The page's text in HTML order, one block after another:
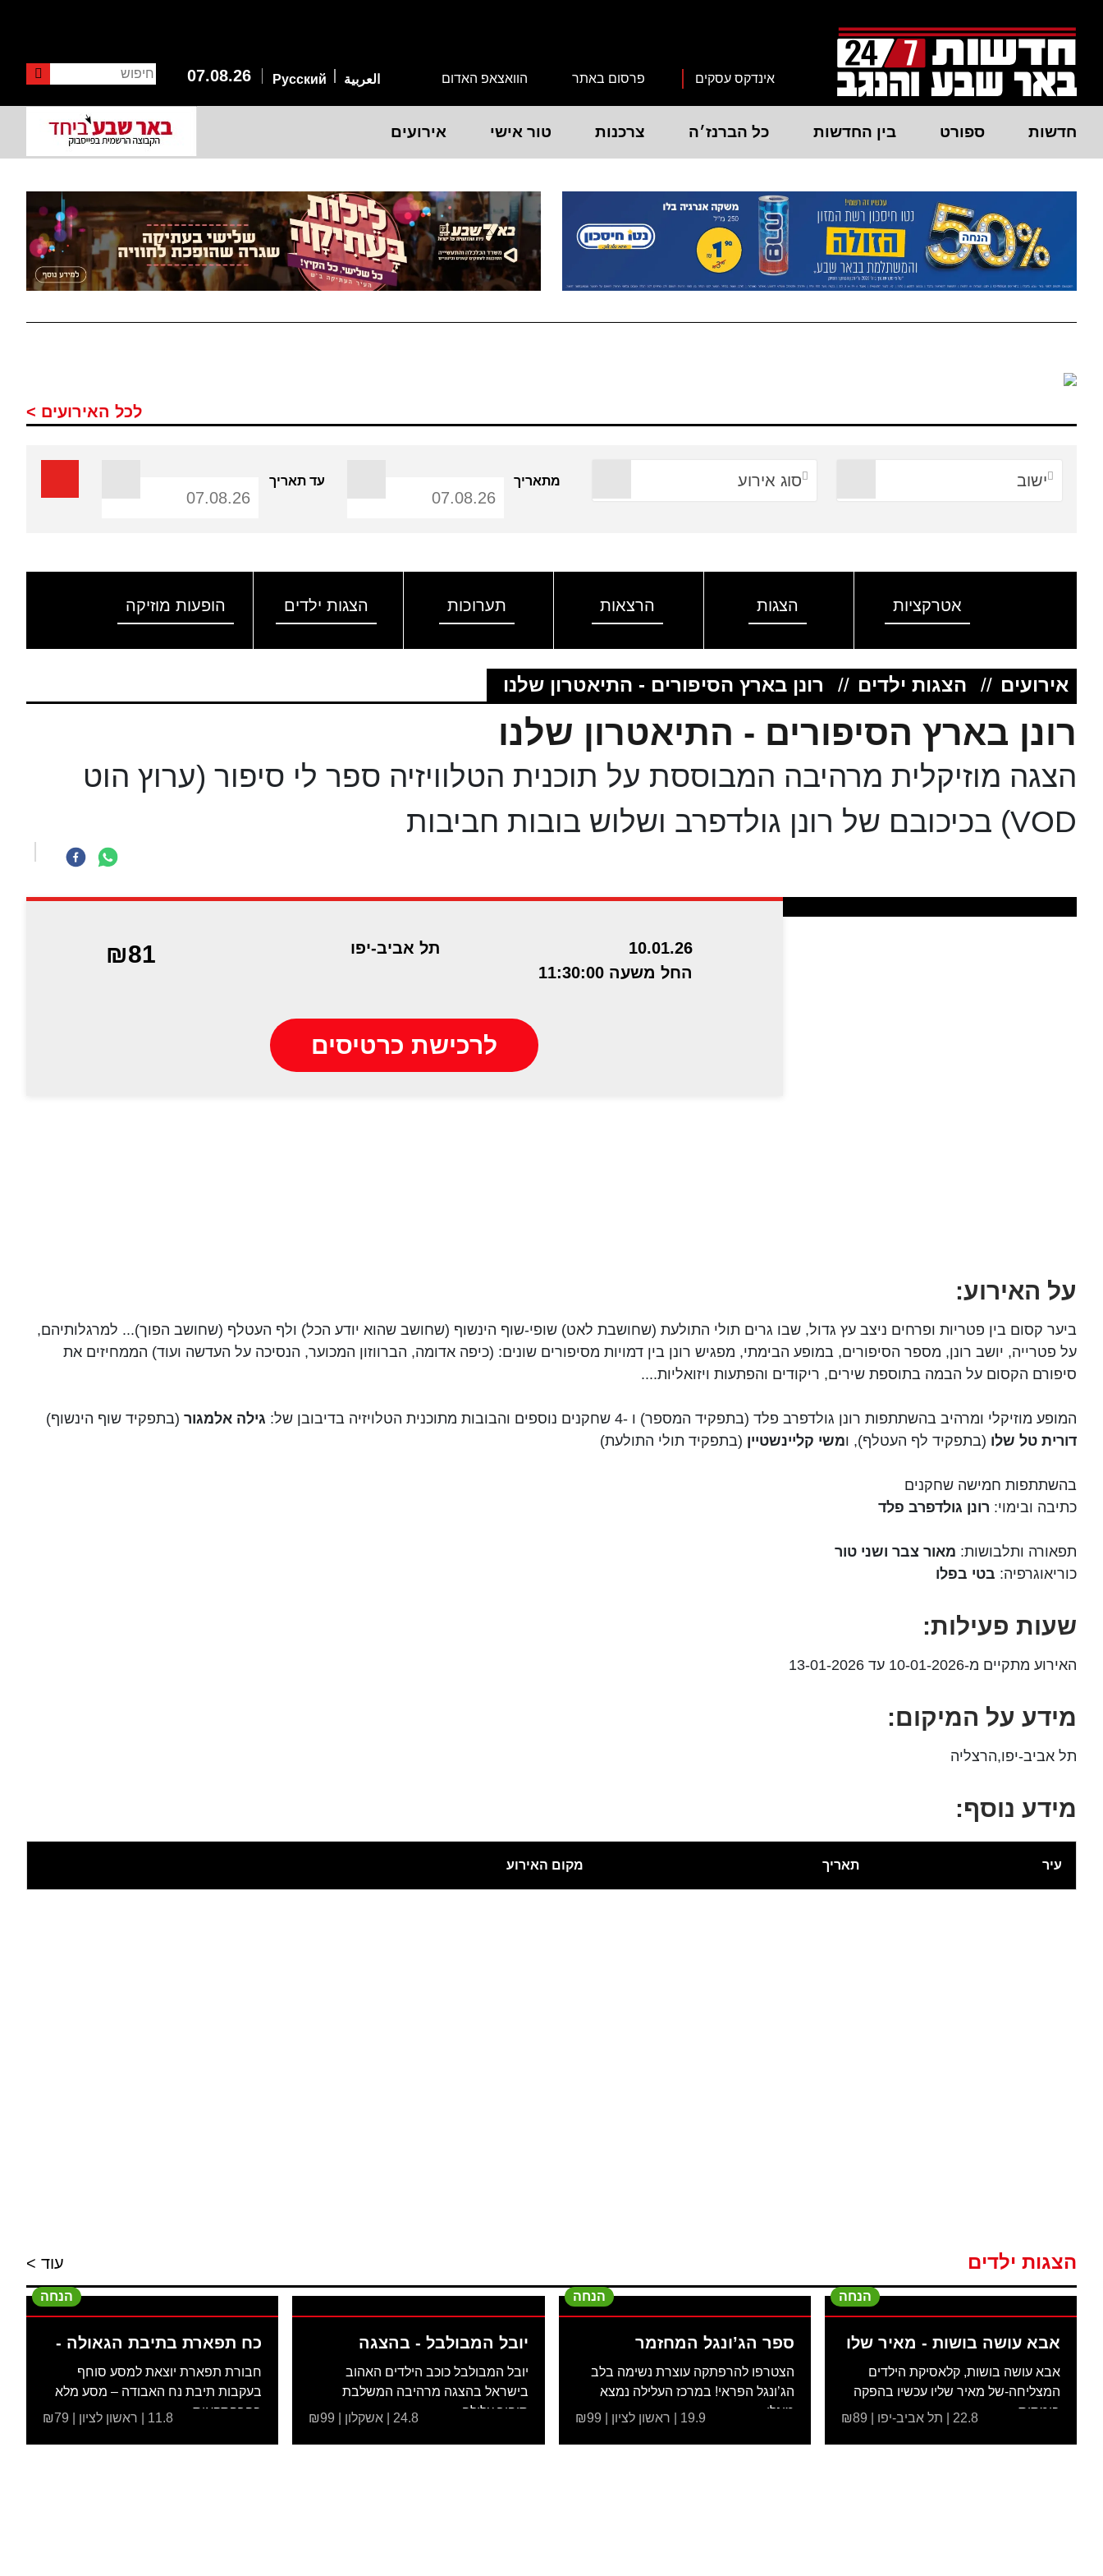
אינדקס עסקים פרסום באתר הוואצאפ האדום 07.08.26 חיפוש
العربية Русский
חדשות ספורט בין החדשות כל הברנז׳ה צרכנות טור אישי אירועים
לכל האירועים >
ישוב סוג אירוע מתאריך עד תאריך
אטרקציות הצגות הרצאות תערוכות הצגות ילדים הופעות מוזיקה
אירועים // הצגות ילדים // רונן בארץ הסיפורים - התיאטרון שלנו
רונן בארץ הסיפורים - התיאטרון שלנו
הצגה מוזיקלית מרהיבה המבוססת על תוכנית הטלוויזיה ספר לי סיפור (ערוץ הוט
VOD) בכיכובם של רונן גולדפרב ושלוש בובות חביבות
10.01.26
החל משעה 11:30:00
תל אביב-יפו ₪81
לרכישת כרטיסים
על האירוע:
ביער קסום בין פטריות ופרחים ניצב עץ גדול, שבו גרים תולי התולעת (שחושבת לאט) שופי-שוף הינשוף (שחושב שהוא יודע הכל) ולף העטלף (שחושב הפוך)... למרגלותיהם,
על פטרייה, יושב רונן, מספר הסיפורים, במופע הבימתי, מפגיש רונן בין דמויות מסיפורים שונים: (כיפה אדומה, הברווזון המכוער, הנסיכה על העדשה ועוד) הממחיזים את
סיפורם הקסום על הבמה בתוספת שירים, ריקודים והפתעות ויזואליות....
המופע מוזיקלי ומרהיב בהשתתפות רונן גולדפרב פלד (בתפקיד המספר) ו -4 שחקנים נוספים והבובות מתוכנית הטלויזיה בדיבובן של: גילה אלמגור (בתפקיד שוף הינשוף)
דורית טל שלו (בתפקיד לף העטלף), ומשי קליינשטיין (בתפקיד תולי התולעת)
בהשתתפות חמישה שחקנים
כתיבה ובימוי: רונן גולדפרב פלד
תפאורה ותלבושות: מאור צבר ושני טור
כוריאוגרפיה: בטי בפלו
שעות פעילות:
האירוע מתקיים מ-10-01-2026 עד 13-01-2026
מידע על המיקום:
תל אביב-יפו,הרצליה
מידע נוסף:
עיר תאריך מקום האירוע
הצגות ילדים עוד >
הנחה
אבא עושה בושות - מאיר שלו
-
אבא עושה בושות, קלאסיקת הילדים
המצליחה-של מאיר שליו עכשיו בהפקה
בימתית...
22.8 | תל אביב-יפו | ₪89
הנחה
ספר הג’ונגל המחזמר
הצטרפו להרפתקה עוצרת נשימה בלב
הג’ונגל הפראי! במרכז העלילה נמצא
מוגלי...
19.9 | ראשון לציון | ₪99
יובל המבולבל - בהצגה
המסע
יובל המבולבל כוכב הילדים האהוב
בישראל בהצגה מרהיבה המשלבת
סיפור עלילה...
24.8 | אשקלון | ₪99
הנחה
כח תפארת בתיבת הגאולה -
חבורת תפארת יוצאת למסע סוחף
בעקבות תיבת נח האבודה – מסע מלא
בהרפתקאות,...
11.8 | ראשון לציון | ₪79